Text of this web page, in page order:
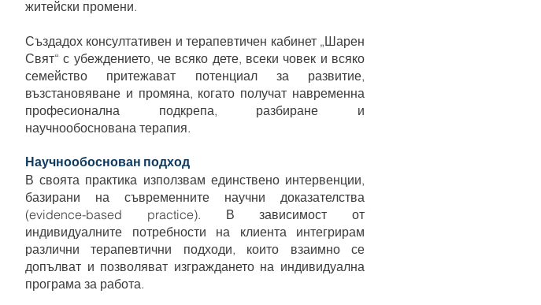
житейски промени.
Създадох консултативен и терапевтичен кабинет „Шарен
Свят“ с убеждението, че всяко дете, всеки човек и всяко
семейство притежават потенциал за развитие,
възстановяване и промяна, когато получат навременна
професионална подкрепа, разбиране и
научнообоснована терапия.
Научнообоснован подход
В своята практика използвам единствено интервенции,
базирани на съвременните научни доказателства
(evidence-based practice). В зависимост от
индивидуалните потребности на клиента интегрирам
различни терапевтични подходи, които взаимно се
допълват и позволяват изграждането на индивидуална
програма за работа.